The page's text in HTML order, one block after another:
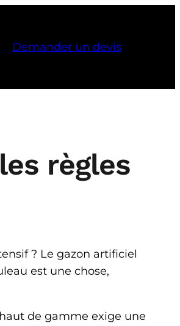
Demander un devis
règles
? Le gazon artificiel
est une chose,
de gamme exige une